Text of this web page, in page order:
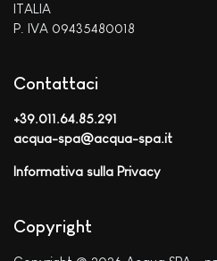
ITALIA
P. IVA 09435480018
Contattaci
+39.011.64.85.291
acqua-spa@acqua-spa.it
Informativa sulla Privacy
Copyright